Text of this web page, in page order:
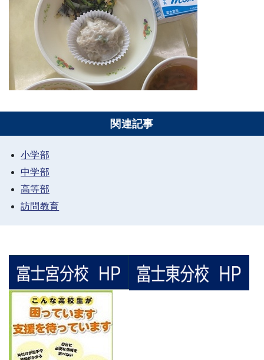
関連記事
小学部
中学部
高等部
訪問教育